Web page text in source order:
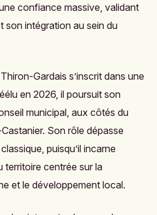
confiance massive, validant
son intégration au sein du
Gardais s’inscrit dans une
en 2026, il poursuit son
municipal, aux côtés du
Son rôle dépasse
puisqu’il incarne
territoire centrée sur la
et le développement local.